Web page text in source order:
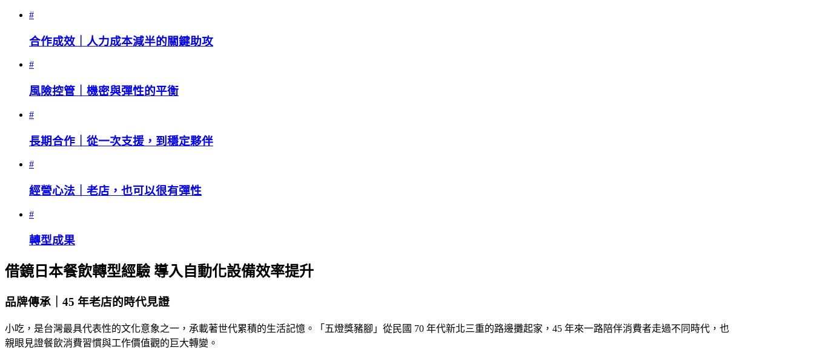
#
合作成效｜人力成本減半的關鍵助攻
#
風險控管｜機密與彈性的平衡
#
長期合作｜從一次支援，到穩定夥伴
#
經營心法｜老店，也可以很有彈性
#
轉型成果
借鏡日本餐飲轉型經驗 導入自動化設備效率提升
品牌傳承｜45 年老店的時代見證
小吃，是台灣最具代表性的文化意象之一，承載著世代累積的生活記憶。「五燈獎豬腳」從民國 70 年代新北三重的路邊攤起家，45 年來一路陪伴消費者走過不同時代，也
親眼見證餐飲消費習慣與工作價值觀的巨大轉變。